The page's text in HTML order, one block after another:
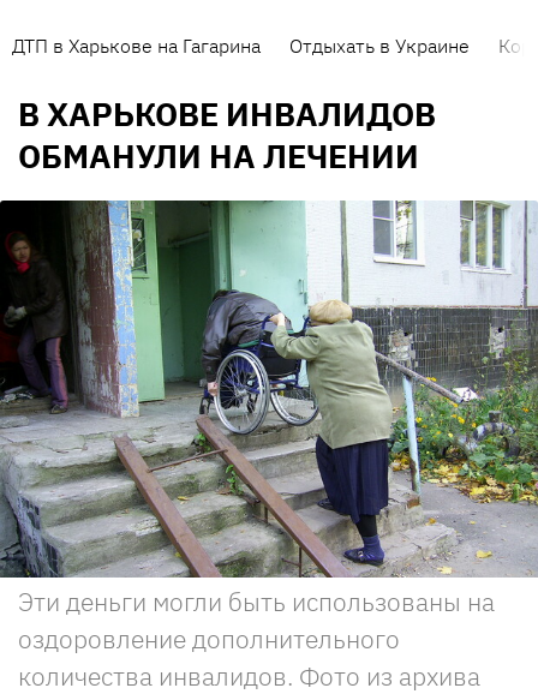
ДТП в Харькове на Гагарина Отдыхать в Украине
В ХАРЬКОВЕ ИНВАЛИДОВ
ОБМАНУЛИ НА ЛЕЧЕНИИ
Эти деньги могли быть использованы на
оздоровление дополнительного
количества инвалидов. Фото из архива